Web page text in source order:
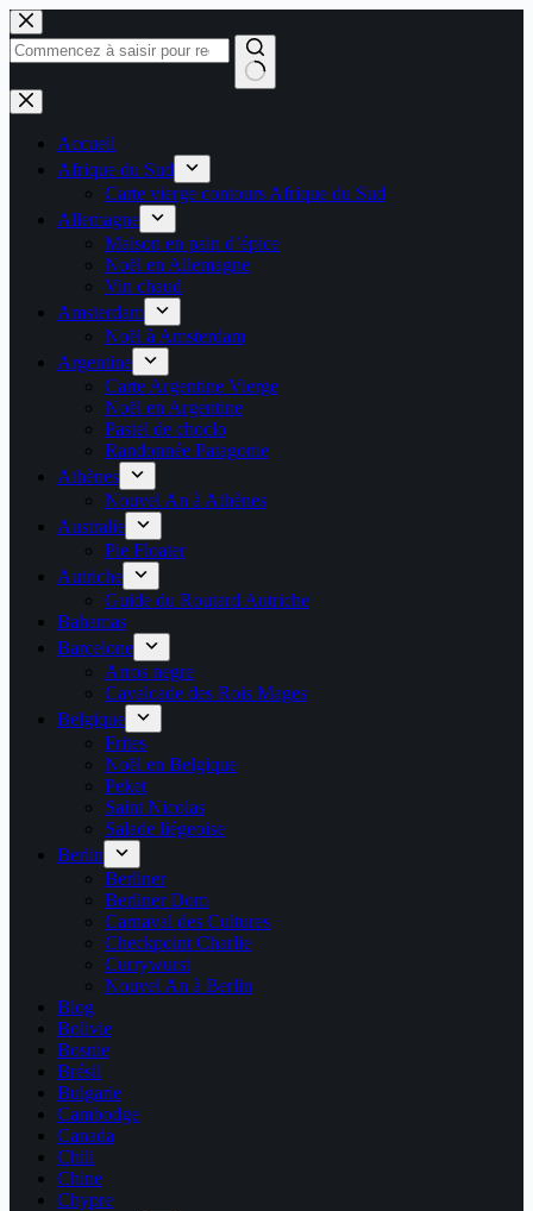
Passer
au
contenu
Aucun
résultat
Accueil
Afrique du Sud
Carte vierge contours Afrique du Sud
Allemagne
Maison en pain d’épice
Noël en Allemagne
Vin chaud
Amsterdam
Noël à Amsterdam
Argentine
Carte Argentine Vierge
Noël en Argentine
Pastel de choclo
Randonnée Patagonie
Athènes
Nouvel An à Athènes
Australie
Pie Floater
Autriche
Guide du Routard Autriche
Bahamas
Barcelone
Arros negre
Cavalcade des Rois Mages
Belgique
Frites
Noël en Belgique
Peket
Saint Nicolas
Salade liégeoise
Berlin
Berliner
Berliner Dom
Carnaval des Cultures
Checkpoint Charlie
Currywurst
Nouvel An à Berlin
Blog
Bolivie
Bosnie
Brésil
Bulgarie
Cambodge
Canada
Chili
Chine
Chypre